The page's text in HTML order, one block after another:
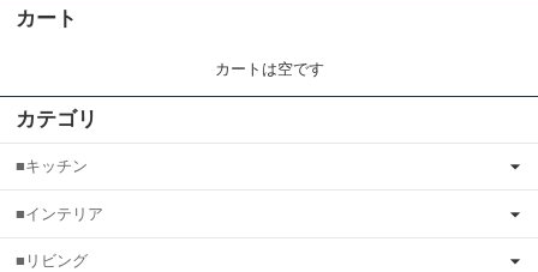
カート
カートは空です
カテゴリ
■キッチン
■インテリア
■リビング